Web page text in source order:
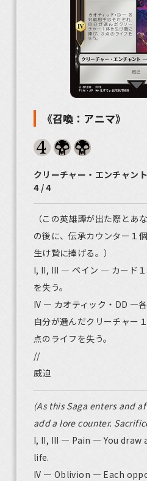
《召喚：アニマ》
クリーチャー・エンチャン
4 / 4
（この英雄譚が出た際とあ
の後に、伝承カウンター１
生け贄に捧げる。）
I, II, III — ペイン ― カード１
を失う。
IV — カオティック・DD ―各
自分が選んだクリーチャー
点のライフを失う。
//
威迫
(As this Saga enters and
add a lore counter.
I, II, III — Pain — You draw
life.
IV — Oblivion — Each